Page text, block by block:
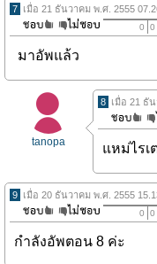
7 เมื่อ 21 ธันวาคม พ.ศ. 2555
0 0
มาอัพแล้ว
tanopa
8 เมื่อ 21 ธั
แหม่ไรเ
9 เมื่อ 20 ธันวาคม พ.ศ. 2555
0 0
กำลังอัพตอน 8 ค่ะ